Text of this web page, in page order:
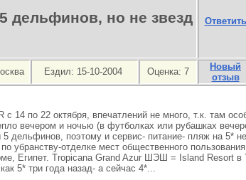
дельфинов, но не звезд
Ответить
Ездил: 15-10-2004 Оценка: 7
Новый
отзыв
14 по 22 октября, впечатлений не много, т.к. там
вечером и ночью (в футболках или рубашках
5 дельфинов, поэтому и сервис- питание- пляж на 5*
убранству-отделке мест общественного
Египет. Tropicana Grand Azur ШЭШ = Island Resort в
5* три года назад- а сейчас 4*...